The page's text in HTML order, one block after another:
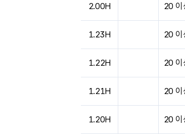
2.00H 20 이
1.23H 20 이
1.22H 20 이
1.21H 20 이
1.20H 20 이